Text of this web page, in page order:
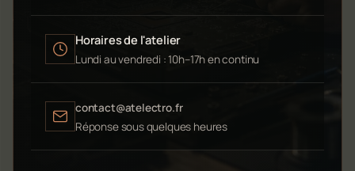
Horaires de l'atelier
Lundi au vendredi : 10h–17h en continu
contact@atelectro.fr
Réponse sous quelques heures